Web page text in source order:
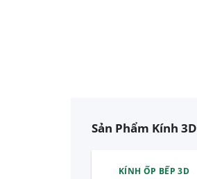
Sản Phẩm Kính 3D
KÍNH ỐP BẾP 3D